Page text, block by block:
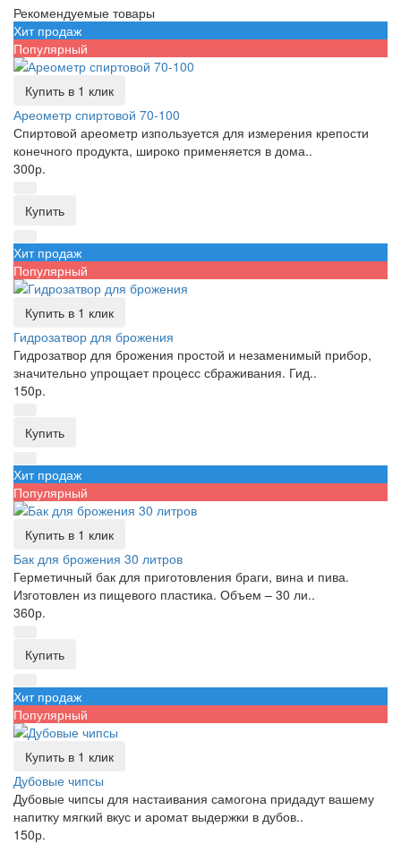
Рекомендуемые товары
Хит продаж
Популярный
Купить в 1 клик
Ареометр спиртовой 70-100
Спиртовой ареометр изпользуется для измерения крепости
конечного продукта, широко применяется в дома..
300р.
Купить
Хит продаж
Популярный
Купить в 1 клик
Гидрозатвор для брожения
Гидрозатвор для брожения простой и незаменимый прибор,
значительно упрощает процесс сбраживания. Гид..
150р.
Купить
Хит продаж
Популярный
Купить в 1 клик
Бак для брожения 30 литров
Герметичный бак для приготовления браги, вина и пива.
Изготовлен из пищевого пластика. Объем – 30 ли..
360р.
Купить
Хит продаж
Популярный
Купить в 1 клик
Дубовые чипсы
Дубовые чипсы для настаивания самогона придадут вашему
напитку мягкий вкус и аромат выдержки в дубов..
150р.